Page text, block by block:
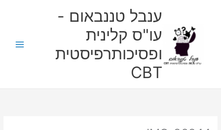
ענבל טננבאום -
עו"ס קלינית
ופסיכותרפיסטית
CBT